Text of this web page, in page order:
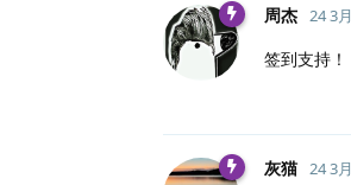
周杰 24 3月
签到支持！
灰猫 24 3月